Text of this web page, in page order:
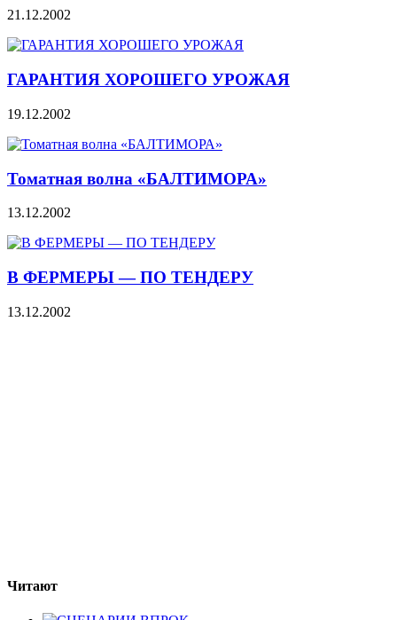
21.12.2002
ГАРАНТИЯ ХОРОШЕГО УРОЖАЯ
19.12.2002
Томатная волна «БАЛТИМОРА»
13.12.2002
В ФЕРМЕРЫ — ПО ТЕНДЕРУ
13.12.2002
Читают